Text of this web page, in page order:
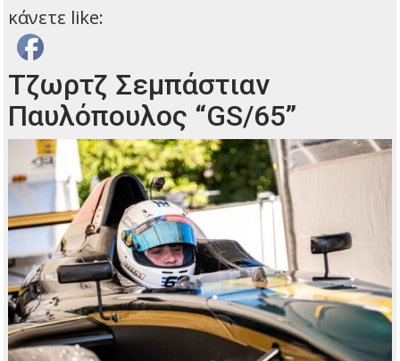
κάνετε like:
Τζωρτζ Σεμπάστιαν
Παυλόπουλος “GS/65”